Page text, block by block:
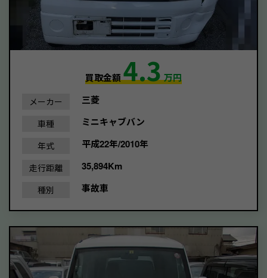
買取金額4.3万円
メーカー 三菱
車種 ミニキャブバン
年式 平成22年/2010年
走行距離 35,894Km
種別 事故車